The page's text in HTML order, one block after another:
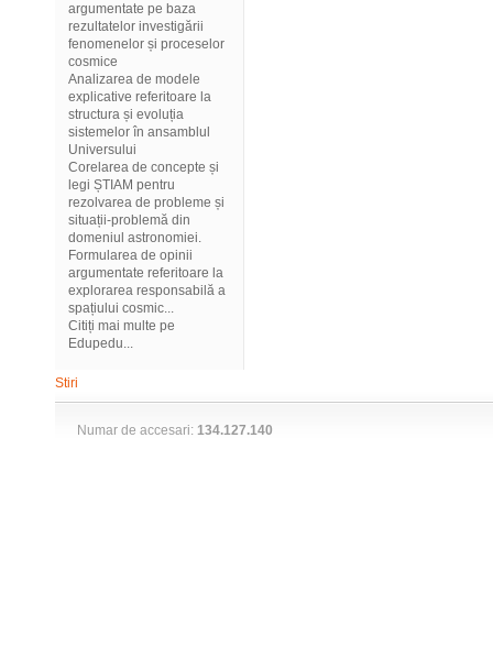
argumentate pe baza
rezultatelor investigării
fenomenelor și proceselor
cosmice
Analizarea de modele
explicative referitoare la
structura și evoluția
sistemelor în ansamblul
Universului
Corelarea de concepte și
legi ȘTIAM pentru
rezolvarea de probleme și
situații-problemă din
domeniul astronomiei.
Formularea de opinii
argumentate referitoare la
explorarea responsabilă a
spațiului cosmic...
Citiți mai multe pe
Edupedu...
Stiri
Numar de accesari: 134.127.140